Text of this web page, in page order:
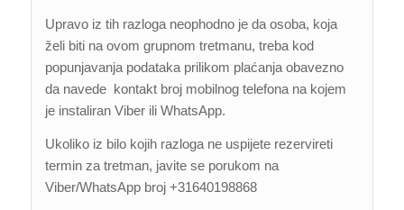
Upravo iz tih razloga neophodno je da osoba, koja
želi biti na ovom grupnom tretmanu, treba kod
popunjavanja podataka prilikom plaćanja obavezno
da navede kontakt broj mobilnog telefona na kojem
je instaliran Viber ili WhatsApp.
Ukoliko iz bilo kojih razloga ne uspijete rezervireti
termin za tretman, javite se porukom na
Viber/WhatsApp broj +31640198868